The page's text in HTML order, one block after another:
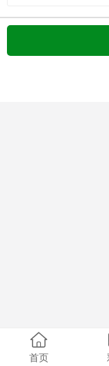
首页